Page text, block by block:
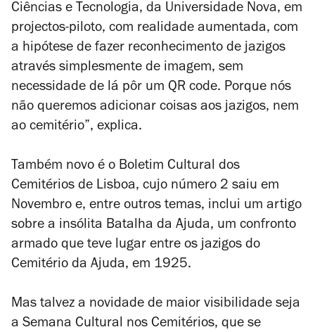
Ciências e Tecnologia, da Universidade Nova, em
projectos-piloto, com realidade aumentada, com
a hipótese de fazer reconhecimento de jazigos
através simplesmente de imagem, sem
necessidade de lá pôr um QR code. Porque nós
não queremos adicionar coisas aos jazigos, nem
ao cemitério”, explica.
Também novo é o Boletim Cultural dos
Cemitérios de Lisboa, cujo número 2 saiu em
Novembro e, entre outros temas, inclui um artigo
sobre a insólita Batalha da Ajuda, um confronto
armado que teve lugar entre os jazigos do
Cemitério da Ajuda, em 1925.
Mas talvez a novidade de maior visibilidade seja
a Semana Cultural nos Cemitérios, que se